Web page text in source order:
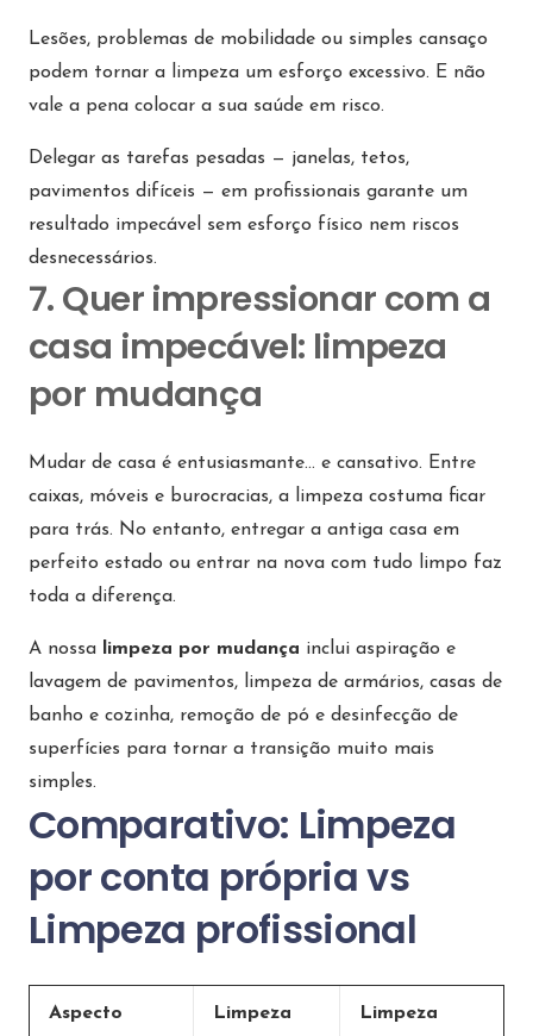
Lesões, problemas de mobilidade ou simples cansaço
podem tornar a limpeza um esforço excessivo. E não
vale a pena colocar a sua saúde em risco.
Delegar as tarefas pesadas — janelas, tetos,
pavimentos difíceis — em profissionais garante um
resultado impecável sem esforço físico nem riscos
desnecessários.
7. Quer impressionar com a
casa impecável: limpeza
por mudança
Mudar de casa é entusiasmante… e cansativo. Entre
caixas, móveis e burocracias, a limpeza costuma ficar
para trás. No entanto, entregar a antiga casa em
perfeito estado ou entrar na nova com tudo limpo faz
toda a diferença.
A nossa limpeza por mudança inclui aspiração e
lavagem de pavimentos, limpeza de armários, casas de
banho e cozinha, remoção de pó e desinfecção de
superfícies para tornar a transição muito mais
simples.
Comparativo: Limpeza
por conta própria vs
Limpeza profissional
Aspecto
Limpeza
Limpeza